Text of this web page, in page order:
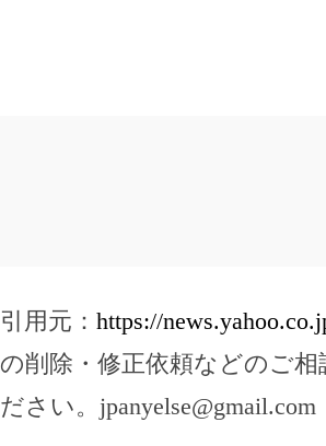
引用元： https://
の削除・修正依頼などのご
ださい。 jpanyelse@gmail.com